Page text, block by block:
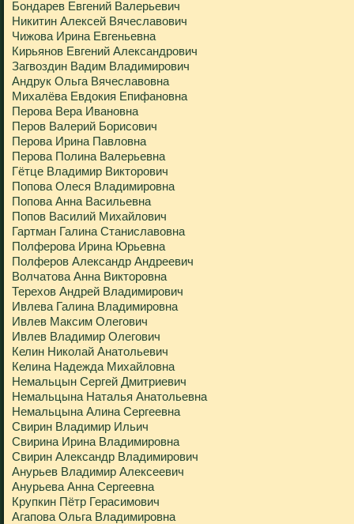
Бондарев Евгений Валерьевич
Никитин Алексей Вячеславович
Чижова Ирина Евгеньевна
Кирьянов Евгений Александрович
Загвоздин Вадим Владимирович
Андрук Ольга Вячеславовна
Михалёва Евдокия Епифановна
Перова Вера Ивановна
Перов Валерий Борисович
Перова Ирина Павловна
Перова Полина Валерьевна
Гётце Владимир Викторович
Попова Олеся Владимировна
Попова Анна Васильевна
Попов Василий Михайлович
Гартман Галина Станиславовна
Полферова Ирина Юрьевна
Полферов Александр Андреевич
Волчатова Анна Викторовна
Терехов Андрей Владимирович
Ивлева Галина Владимировна
Ивлев Максим Олегович
Ивлев Владимир Олегович
Келин Николай Анатольевич
Келина Надежда Михайловна
Немальцын Сергей Дмитриевич
Немальцына Наталья Анатольевна
Немальцына Алина Сергеевна
Свирин Владимир Ильич
Свирина Ирина Владимировна
Свирин Александр Владимирович
Анурьев Владимир Алексеевич
Анурьева Анна Сергеевна
Крупкин Пётр Герасимович
Агапова Ольга Владимировна